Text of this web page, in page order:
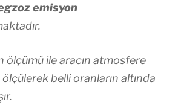
emisyon
ölçümü ile aracın atmosfere
ölçülerek belli oranların altında